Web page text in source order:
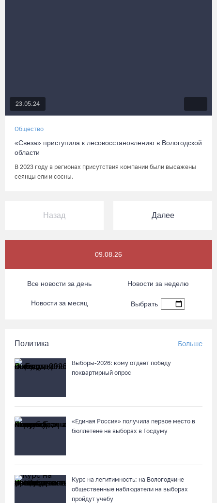
23.05.24
Общество
«Свеза» приступила к лесовосстановлению в Вологодской
области
В 2023 году в регионах присутствия компании были высажены
сеянцы ели и сосны.
Назад Далее
09.08.26
Все новости за день Новости за неделю
Новости за месяц Выбрать
Политика Больше
Выборы-2026: кому отдает победу
поквартирный опрос
«Единая Россия» получила первое место в
бюллетене на выборах в Госдуму
Курс на легитимность: на Вологодчине
общественные наблюдатели на выборах
пройдут учебу